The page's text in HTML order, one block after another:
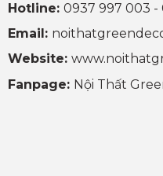
Hotline: 0937 997 003 -
Email:
Website:
Fanpage: Nội Thất